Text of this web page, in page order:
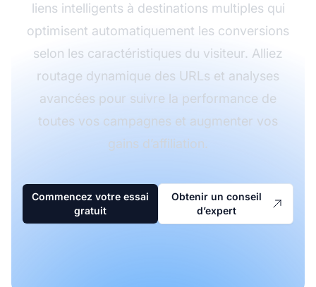
liens intelligents à destinations multiples qui
optimisent automatiquement les conversions
selon les caractéristiques du visiteur. Alliez
routage dynamique des URLs et analyses
avancées pour suivre la performance de
toutes vos campagnes et augmenter vos
gains d’affiliation.
Commencez votre essai
gratuit
Obtenir un conseil
d’expert